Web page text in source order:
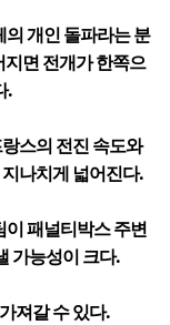
개인 돌파라는 분
면 전개가 한쪽으
.
스의 전진 속도와
나치게 넓어진다.
이 패널티박스 주변
가능성이 크다.
져갈 수 있다.